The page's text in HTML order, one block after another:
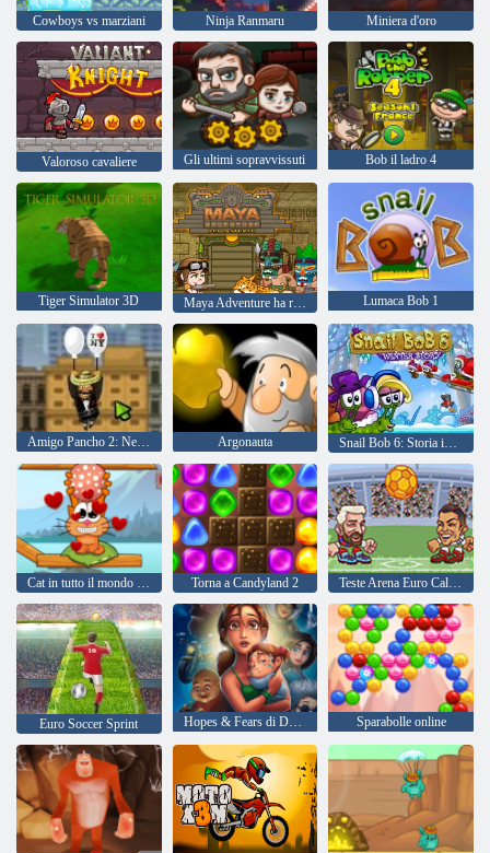
Cowboys vs marziani Ninja Ranmaru Miniera d'oro
Valoroso cavaliere Gli ultimi sopravvissuti Bob il ladro 4
Tiger Simulator 3D Maya Adventure ha rimasterizzato Lumaca Bob 1
Amigo Pancho 2: New York Party Argonauta Snail Bob 6: Storia invernale
Cat in tutto il mondo - Alpine Lakes Torna a Candyland 2 Teste Arena Euro Calcio
Euro Soccer Sprint Hopes & Fears di Delicious Emily Sparabolle online